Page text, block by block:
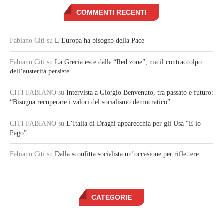
COMMENTI RECENTI
Fabiano Citi su L’Europa ha bisogno della Pace
Fabiano Citi su La Grecia esce dalla “Red zone”, ma il contraccolpo
dell’austerità persiste
CITI FABIANO su Intervista a Giorgio Benvenuto, tra passato e futuro:
“Bisogna recuperare i valori del socialismo democratico”
CITI FABIANO su L’Italia di Draghi apparecchia per gli Usa “E io
Pago”
Fabiano Citi su Dalla sconfitta socialista un’occasione per riflettere
CATEGORIE